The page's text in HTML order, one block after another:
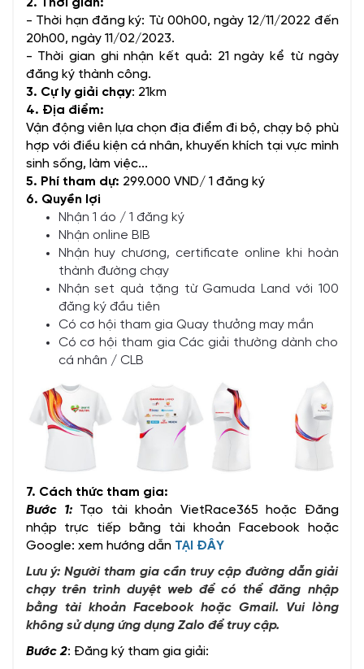
2. Thời gian:
- Thời hạn đăng ký: Từ 00h00, ngày 12/11/2022 đến
20h00, ngày 11/02/2023.
- Thời gian ghi nhận kết quả: 21 ngày kể từ ngày
đăng ký thành công.
3. Cự ly giải chạy: 21km
4. Địa điểm:
Vận động viên lựa chọn địa điểm đi bộ, chạy bộ phù
hợp với điều kiện cá nhân, khuyến khích tại vực mình
sinh sống, làm việc...
5. Phí tham dự: 299.000 VND/ 1 đăng ký
6. Quyền lợi
Nhận 1 áo / 1 đăng ký
Nhận online BIB
Nhận huy chương, certificate online khi hoàn
thành đường chạy
Nhận set quà tặng từ Gamuda Land với 100
đăng ký đầu tiên
Có cơ hội tham gia Quay thưởng may mắn
Có cơ hội tham gia Các giải thường dành cho
cá nhân / CLB
7. Cách thức tham gia:
Bước 1: Tạo tài khoản VietRace365 hoặc Đăng
nhập trực tiếp bằng tài khoản Facebook hoặc
Google: xem hướng dẫn TẠI ĐÂY
Lưu ý: Người tham gia cần truy cập đường dẫn giải
chạy trên trình duyệt web để có thể đăng nhập
bằng tài khoản Facebook hoặc Gmail. Vui lòng
không sử dụng ứng dụng Zalo để truy cập.
Bước 2: Đăng ký tham gia giải: